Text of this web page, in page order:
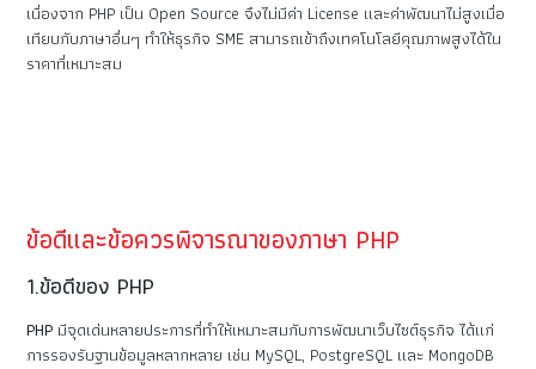
เนื่องจาก PHP เป็น Open Source จึงไม่มีค่า License และค่าพัฒนาไม่สูงเมื่อ
เทียบกับภาษาอื่นๆ ทำให้ธุรกิจ SME สามารถเข้าถึงเทคโนโลยีคุณภาพสูงได้ใน
ราคาที่เหมาะสม
ข้อดีและข้อควรพิจารณาของภาษา PHP
1.ข้อดีของ PHP
PHP มีจุดเด่นหลายประการที่ทำให้เหมาะสมกับการพัฒนาเว็บไซต์ธุรกิจ ได้แก่
การรองรับฐานข้อมูลหลากหลาย เช่น MySQL, PostgreSQL และ MongoDB